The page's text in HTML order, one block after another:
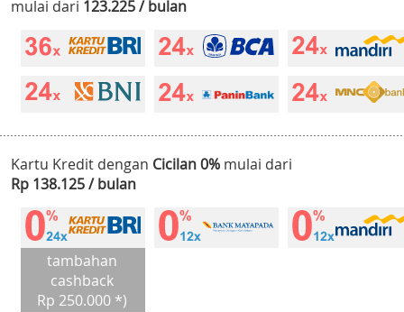
mulai dari 123.225 / bulan
Kartu Kredit dengan Cicilan 0% mulai dari
Rp 138.125 / bulan
tambahan
cashback
Rp 250.000 *)